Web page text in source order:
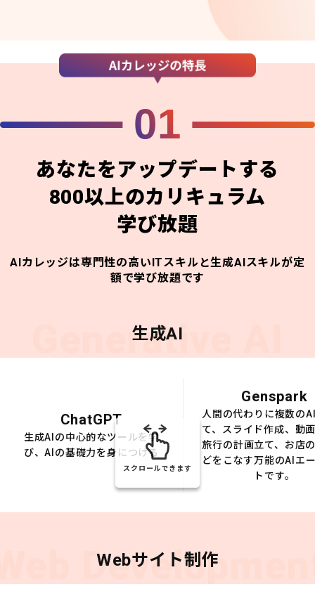
01
あなたをアップデートする
800以上のカリキュラム
学び放題
AIカレッジは専門性の高いITスキルと生成AIスキルが定
額で学び放題です
Generative AI
生成AI
ChatGPT
生成AIの中心的なツールを学
び、AIの基礎力を身につける
Genspark
人間の代わりに複数の
て、スライド作成、動
旅行の計画立て、お店
どをこなす万能のAIエ
トです。
スクロールできます
Webサイト制作